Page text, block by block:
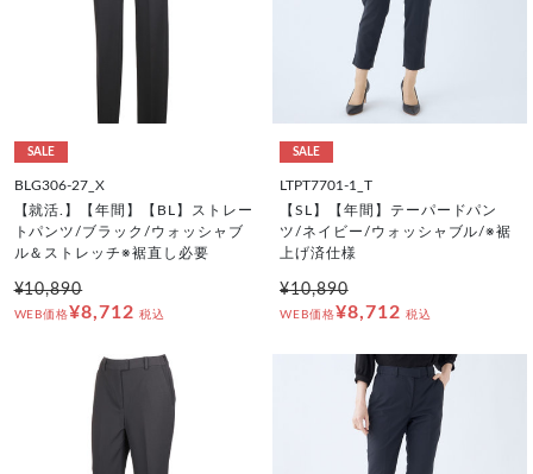
SALE
BLG306-27_X
【就活.】【年間】【BL】ストレー
トパンツ/ブラック/ウォッシャブ
ル＆ストレッチ※裾直し必要
¥10,890
WEB価格¥8,712 税込
SALE
LTPT7701-1_T
【SL】【年間】テーパードパン
ツ/ネイビー/ウォッシャブル/※裾
上げ済仕様
¥10,890
WEB価格¥8,712 税込